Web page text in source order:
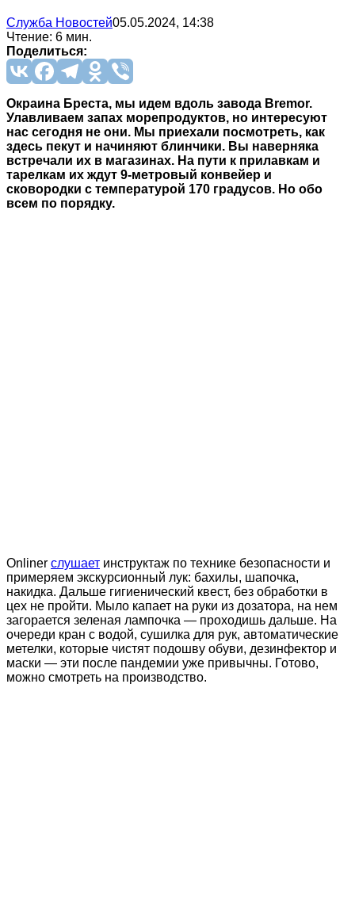
Служба Новостей05.05.2024, 14:38
Чтение: 6 мин.
Поделиться:
Окраина Бреста, мы идем вдоль завода Bremor.
Улавливаем запах морепродуктов, но интересуют
нас сегодня не они. Мы приехали посмотреть, как
здесь пекут и начиняют блинчики. Вы наверняка
встречали их в магазинах. На пути к прилавкам и
тарелкам их ждут 9-метровый конвейер и
сковородки с температурой 170 градусов. Но обо
всем по порядку.
Onliner слушает инструктаж по технике безопасности и
примеряем экскурсионный лук: бахилы, шапочка,
накидка. Дальше гигиенический квест, без обработки в
цех не пройти. Мыло капает на руки из дозатора, на нем
загорается зеленая лампочка — проходишь дальше. На
очереди кран с водой, сушилка для рук, автоматические
метелки, которые чистят подошву обуви, дезинфектор и
маски — эти после пандемии уже привычны. Готово,
можно смотреть на производство.